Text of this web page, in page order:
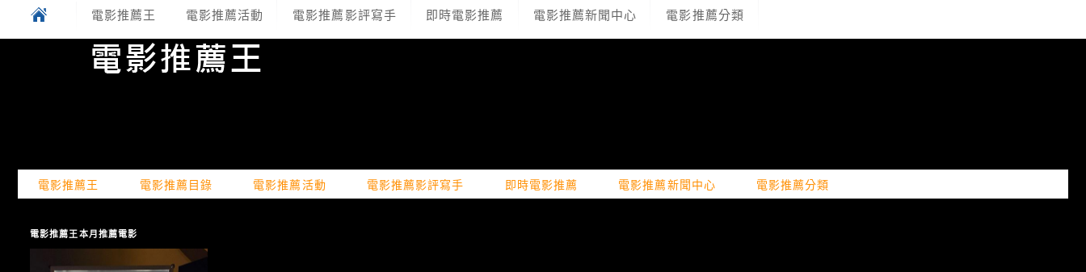
電影推薦王 電影推薦活動 電影推薦影評寫手 即時電影推薦 電影推薦新聞中心 電影推薦分類
電影推薦王 電影推薦目錄 電影推薦活動 電影推薦影評寫手 即時電影推薦 電影推薦新聞中心 電影推薦分類
電影推薦王本月推薦電影